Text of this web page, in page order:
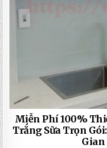
Miễn Phí 100%
Trắng Sữa Trọn
Gian